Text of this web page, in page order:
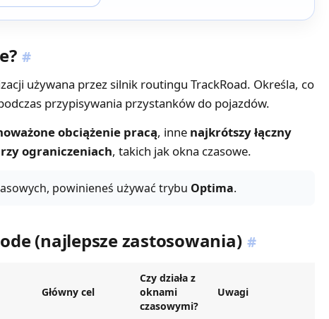
#
używana przez silnik routingu TrackRoad. Określa, co
przypisywania przystanków do pojazdów.
obciążenie pracą, inne najkrótszy łączny
ograniczeniach, takich jak okna czasowe.
powinieneś używać trybu Optima.
(najlepsze zastosowania) #
Główny cel
Czy działa z
oknami
czasowymi?
Uwagi